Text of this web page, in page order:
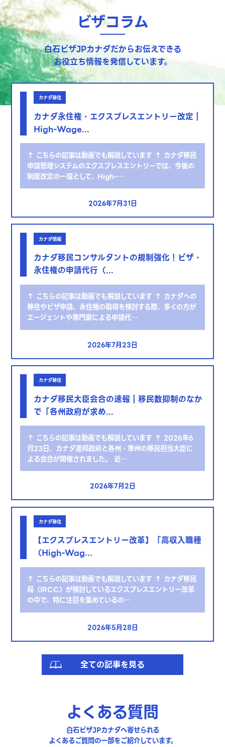
ビザコラム
白石ビザJPカナダだからお伝えできる
お役立ち情報を発信しています。
全ての記事を見る
カナダ移住
カナダ永住権・エクスプレスエントリー改定｜
High-Wage...
↑ こちらの記事は動画でも解説しています ↑ カナダ移民
申請管理システムのエクスプレスエントリーでは、今後の
制度改定の一環として、High-…
2026年7月31日
カナダ情報
カナダ移民コンサルタントの規制強化！ビザ・
永住権の申請代行（...
↑ こちらの記事は動画でも解説しています ↑ カナダへの
移住やビザ申請、永住権の取得を検討する際、多くの方が
エージェントや専門家による申請代…
2026年7月23日
カナダ移住
カナダ移民大臣会合の速報｜移民数抑制のなか
で「各州政府が求め...
↑ こちらの記事は動画でも解説しています ↑ 2026年6
月23日、カナダ連邦政府と各州・準州の移民担当大臣に
よる会合が開催されました。 近…
2026年7月2日
カナダ移住
【エクスプレスエントリー改革】「高収入職種
（High-Wag...
↑ こちらの記事は動画でも解説しています ↑ カナダ移民
局（IRCC）が検討しているエクスプレスエントリー改革
の中で、特に注目を集めているの…
2026年5月28日
よくある質問
白石ビザJPカナダへ寄せられる
よくあるご質問の一部をご紹介しています。